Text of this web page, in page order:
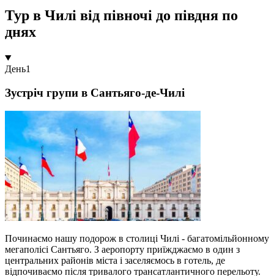
Тур в Чилі від півночі до півдня по
днях
День1
Зустріч групи в Сантьяго-де-Чилі
Починаємо нашу подорож в столиці Чилі - багатомільйонному
мегаполісі Сантьяго. З аеропорту приїжджаємо в один з
центральних районів міста і заселяємось в готель, де
відпочиваємо після тривалого трансатлантичного перельоту.